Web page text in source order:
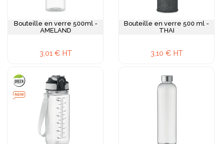
Bouteille en verre 500ml -
AMELAND
3,01 € HT
Bouteille en verre 500 ml -
THAI
3,10 € HT